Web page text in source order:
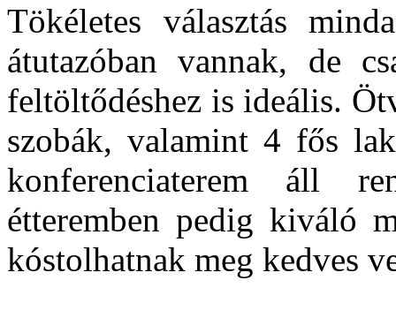
Tökéletes választás
átutazóban vannak, de
feltöltődéshez is ideális.
szobák, valamint 4 fős
konferenciaterem áll
étteremben pedig kiváló
kóstolhatnak meg kedves